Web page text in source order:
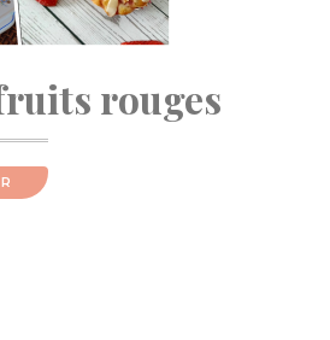
rouges